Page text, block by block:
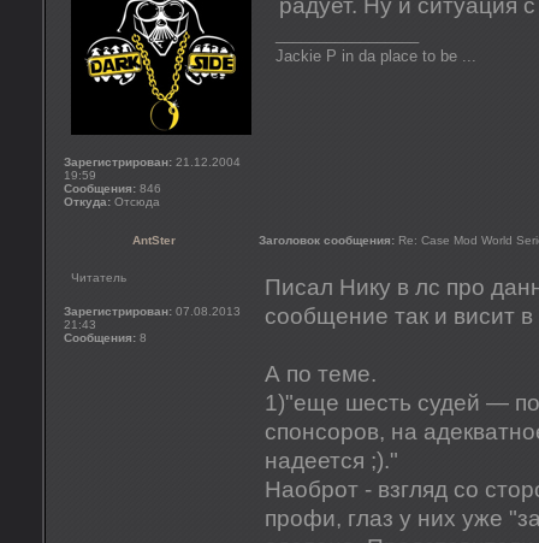
Зарегистрирован: 21.12.2004
19:59
Сообщения: 846
Откуда: Отсюда
радует. Ну и ситуация
Jackie P in da place to be ...
AntSter Заголовок сообщения: Re: Case Mod World
Читатель
Зарегистрирован: 07.08.2013
21:43
Сообщения: 8
Писал Нику в лс про
сообщение так и висит
А по теме.
1)"еще шесть судей —
спонсоров, на
надеется ;)."
Наоброт - взгляд со
профи, глаз у них уже